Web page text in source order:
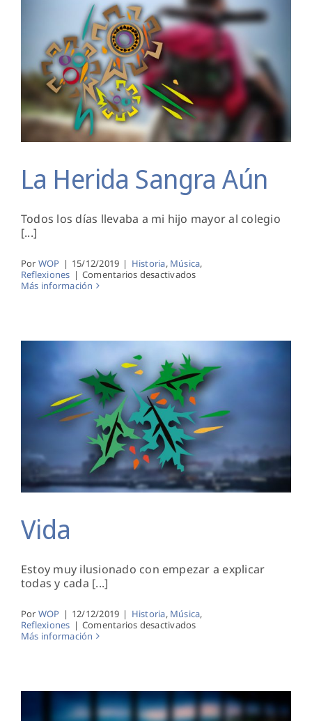
La Herida Sangra Aún
La Herida Sangra Aún
Todos los días llevaba a mi hijo mayor al colegio
[...]
Por WOP | 15/12/2019 | Historia, Música,
Reflexiones | Comentarios desactivadosen
Más información
Vida
Vida
Estoy muy ilusionado con empezar a explicar
todas y cada [...]
Por WOP | 12/12/2019 | Historia, Música,
Reflexiones | Comentarios desactivadosen
Más información